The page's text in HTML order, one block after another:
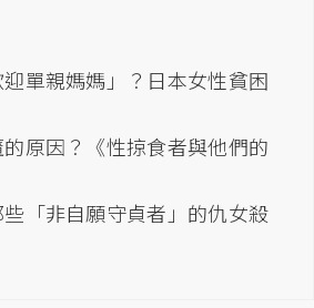
單親媽媽」？日本女性貧困
原因？《性掠食者與他們的
「非自願守貞者」的仇女殺